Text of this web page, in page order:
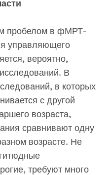
пробелом в фМРТ-
управляющего
вероятно,
В
в которых
с другой
возраста,
сравнивают одну
возрасте. Не
требуют много